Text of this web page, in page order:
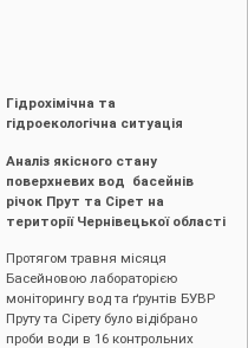
Гідрохімічна та
гідроекологічна ситуація
Аналіз якісного стану
поверхневих вод басейнів
річок Прут та Сірет на
території Чернівецької області
Протягом травня місяця
Басейновою лабораторією
моніторингу вод та ґрунтів БУВР
Пруту та Сірету було відібрано
проби води в 16 контрольних